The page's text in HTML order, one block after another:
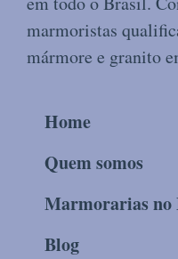
marmoristas
mármore e granito
Home
Quem somos
Marmorarias no
Blog